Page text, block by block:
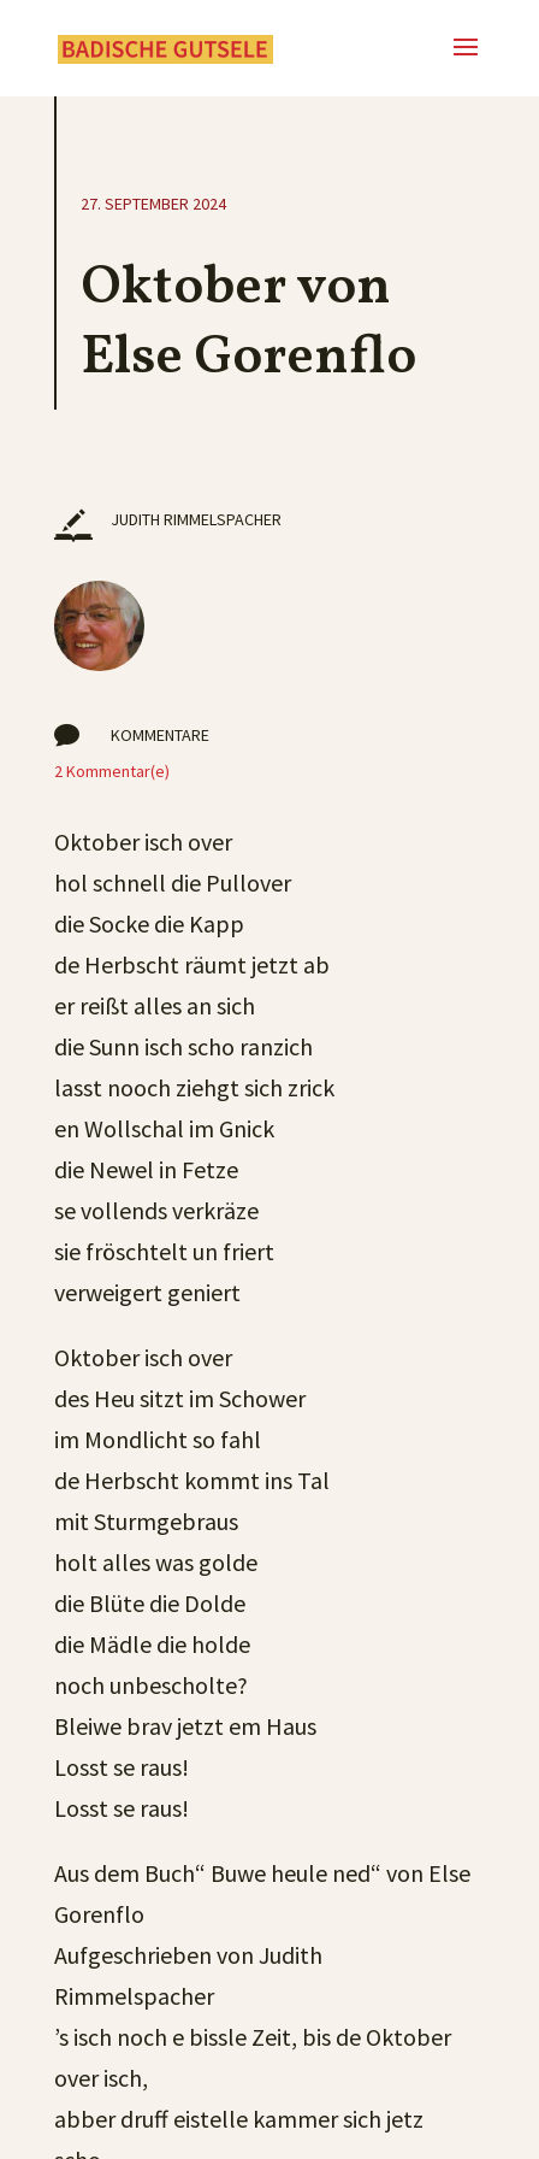
27. SEPTEMBER 2024
Oktober von
Else Gorenflo
JUDITH RIMMELSPACHER

KOMMENTARE
2 Kommentar(e)
Oktober isch over
hol schnell die Pullover
die Socke die Kapp
de Herbscht räumt jetzt ab
er reißt alles an sich
die Sunn isch scho ranzich
lasst nooch ziehgt sich zrick
en Wollschal im Gnick
die Newel in Fetze
se vollends verkräze
sie fröschtelt un friert
verweigert geniert
Oktober isch over
des Heu sitzt im Schower
im Mondlicht so fahl
de Herbscht kommt ins Tal
mit Sturmgebraus
holt alles was golde
die Blüte die Dolde
die Mädle die holde
noch unbescholte?
Bleiwe brav jetzt em Haus
Losst se raus!
Losst se raus!
Aus dem Buch“ Buwe heule ned“ von Else
Gorenflo
Aufgeschrieben von Judith
Rimmelspacher
’s isch noch e bissle Zeit, bis de Oktober
over isch,
abber druff eistelle kammer sich jetz